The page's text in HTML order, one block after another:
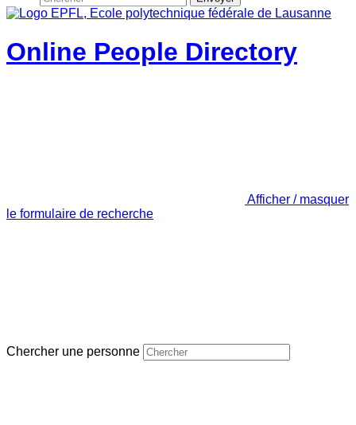
Online People Directory
Afficher / masquer
le formulaire de recherche
Chercher une personne